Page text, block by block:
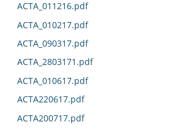
ACTA_011216.pdf
ACTA_010217.pdf
ACTA_090317.pdf
ACTA_2803171.pdf
ACTA_010617.pdf
ACTA220617.pdf
ACTA200717.pdf